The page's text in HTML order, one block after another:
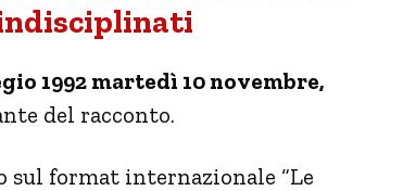
1992 martedì 10 novembre,
del racconto.
sul format internazionale “Le